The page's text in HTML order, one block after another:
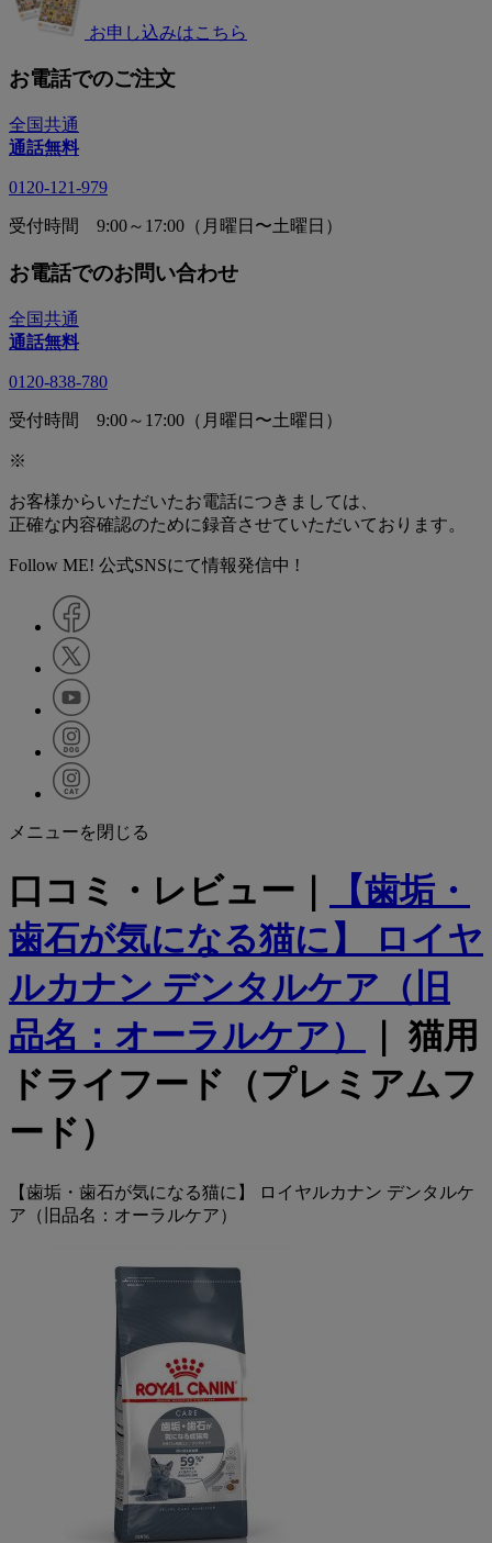
お申し込みはこちら
お電話でのご注文
全国共通
通話無料
0120-121-979
受付時間 9:00～17:00（月曜日〜土曜日）
お電話でのお問い合わせ
全国共通
通話無料
0120-838-780
受付時間 9:00～17:00（月曜日〜土曜日）
※
お客様からいただいたお電話につきましては、
正確な内容確認のために録音させていただいております。
Follow ME! 公式SNSにて情報発信中 !
メニューを閉じる
口コミ・レビュー｜
【歯垢・
歯石が気になる猫に】 ロイヤ
ルカナン デンタルケア（旧
品名：オーラルケア）
｜ 猫用
ドライフード（プレミアムフ
ード）
【歯垢・歯石が気になる猫に】 ロイヤルカナン デンタルケ
ア（旧品名：オーラルケア）